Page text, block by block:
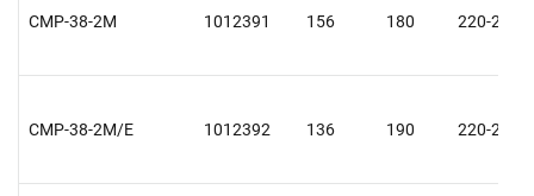
CMP-38-2M 1012391 156 180 220-240
CMP-38-2M/E 1012392 136 190 220-240